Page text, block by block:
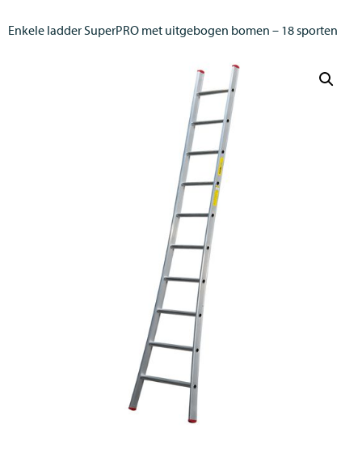
Enkele ladder SuperPRO met uitgebogen bomen – 18 sporten